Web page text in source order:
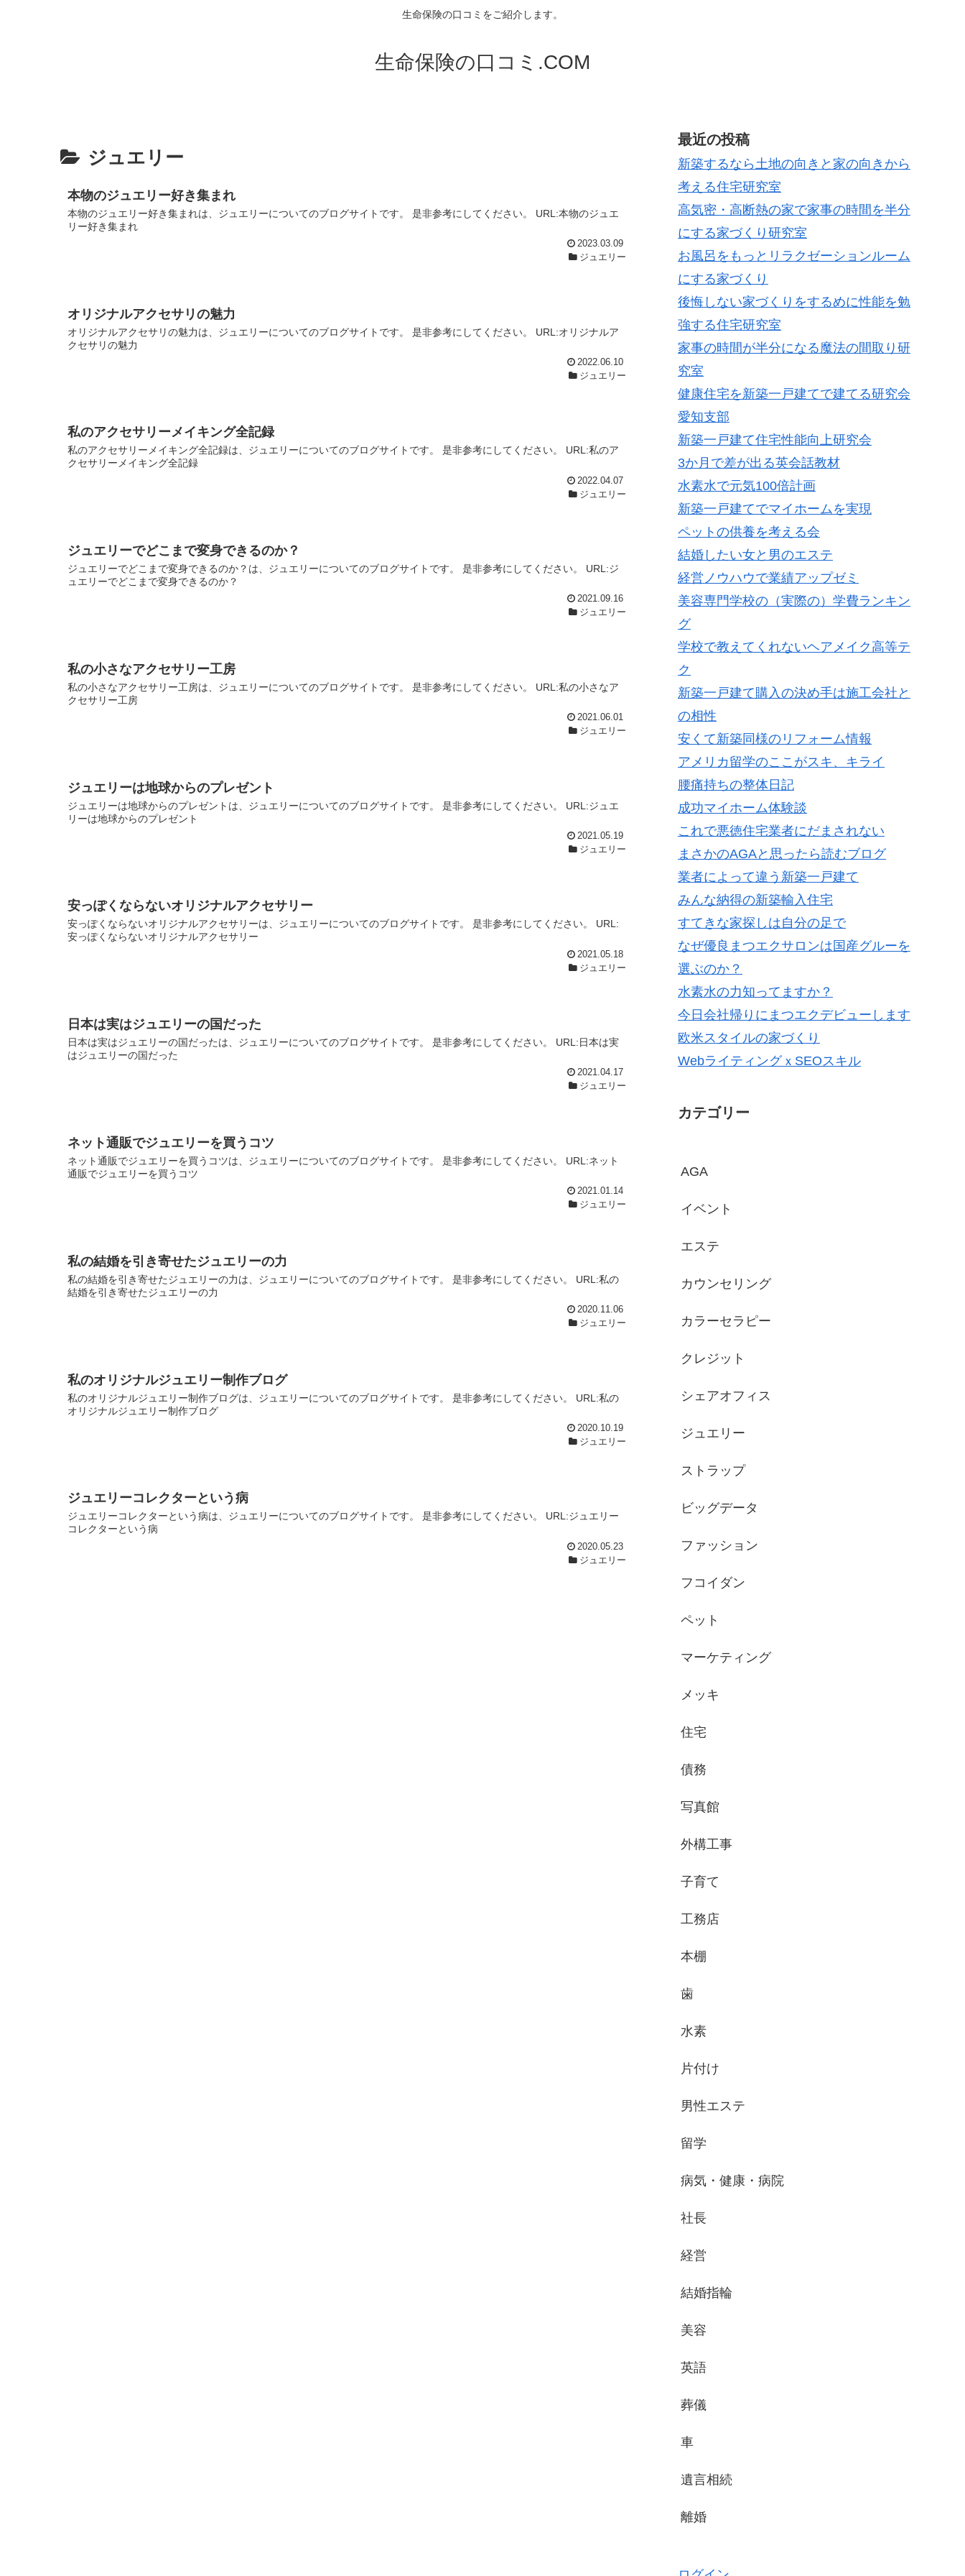
生命保険の口コミをご紹介します。
生命保険の口コミ.COM
ジュエリー
本物のジュエリー好き集まれ
本物のジュエリー好き集まれは、ジュエリーについてのブログサイトです。 是非参考にしてください。 URL:本物のジュエ
リー好き集まれ
2023.03.09
ジュエリー
オリジナルアクセサリの魅力
オリジナルアクセサリの魅力は、ジュエリーについてのブログサイトです。 是非参考にしてください。 URL:オリジナルア
クセサリの魅力
2022.06.10
ジュエリー
私のアクセサリーメイキング全記録
私のアクセサリーメイキング全記録は、ジュエリーについてのブログサイトです。 是非参考にしてください。 URL:私のア
クセサリーメイキング全記録
2022.04.07
ジュエリー
ジュエリーでどこまで変身できるのか？
ジュエリーでどこまで変身できるのか？は、ジュエリーについてのブログサイトです。 是非参考にしてください。 URL:ジ
ュエリーでどこまで変身できるのか？
2021.09.16
ジュエリー
私の小さなアクセサリー工房
私の小さなアクセサリー工房は、ジュエリーについてのブログサイトです。 是非参考にしてください。 URL:私の小さなア
クセサリー工房
2021.06.01
ジュエリー
ジュエリーは地球からのプレゼント
ジュエリーは地球からのプレゼントは、ジュエリーについてのブログサイトです。 是非参考にしてください。 URL:ジュエ
リーは地球からのプレゼント
2021.05.19
ジュエリー
安っぽくならないオリジナルアクセサリー
安っぽくならないオリジナルアクセサリーは、ジュエリーについてのブログサイトです。 是非参考にしてください。 URL:
安っぽくならないオリジナルアクセサリー
2021.05.18
ジュエリー
日本は実はジュエリーの国だった
日本は実はジュエリーの国だったは、ジュエリーについてのブログサイトです。 是非参考にしてください。 URL:日本は実
はジュエリーの国だった
2021.04.17
ジュエリー
ネット通販でジュエリーを買うコツ
ネット通販でジュエリーを買うコツは、ジュエリーについてのブログサイトです。 是非参考にしてください。 URL:ネット
通販でジュエリーを買うコツ
2021.01.14
ジュエリー
私の結婚を引き寄せたジュエリーの力
私の結婚を引き寄せたジュエリーの力は、ジュエリーについてのブログサイトです。 是非参考にしてください。 URL:私の
結婚を引き寄せたジュエリーの力
2020.11.06
ジュエリー
私のオリジナルジュエリー制作ブログ
私のオリジナルジュエリー制作ブログは、ジュエリーについてのブログサイトです。 是非参考にしてください。 URL:私の
オリジナルジュエリー制作ブログ
2020.10.19
ジュエリー
ジュエリーコレクターという病
ジュエリーコレクターという病は、ジュエリーについてのブログサイトです。 是非参考にしてください。 URL:ジュエリー
コレクターという病
2020.05.23
ジュエリー
最近の投稿
新築するなら土地の向きと家の向きから
考える住宅研究室
高気密・高断熱の家で家事の時間を半分
にする家づくり研究室
お風呂をもっとリラクゼーションルーム
にする家づくり
後悔しない家づくりをするめに性能を勉
強する住宅研究室
家事の時間が半分になる魔法の間取り研
究室
健康住宅を新築一戸建てで建てる研究会
愛知支部
新築一戸建て住宅性能向上研究会
3か月で差が出る英会話教材
水素水で元気100倍計画
新築一戸建てでマイホームを実現
ペットの供養を考える会
結婚したい女と男のエステ
経営ノウハウで業績アップゼミ
美容専門学校の（実際の）学費ランキン
グ
学校で教えてくれないヘアメイク高等テ
ク
新築一戸建て購入の決め手は施工会社と
の相性
安くて新築同様のリフォーム情報
アメリカ留学のここがスキ、キライ
腰痛持ちの整体日記
成功マイホーム体験談
これで悪徳住宅業者にだまされない
まさかのAGAと思ったら読むブログ
業者によって違う新築一戸建て
みんな納得の新築輸入住宅
すてきな家探しは自分の足で
なぜ優良まつエクサロンは国産グルーを
選ぶのか？
水素水の力知ってますか？
今日会社帰りにまつエクデビューします
欧米スタイルの家づくり
WebライティングｘSEOスキル
カテゴリー
AGA
イベント
エステ
カウンセリング
カラーセラピー
クレジット
シェアオフィス
ジュエリー
ストラップ
ビッグデータ
ファッション
フコイダン
ペット
マーケティング
メッキ
住宅
債務
写真館
外構工事
子育て
工務店
本棚
歯
水素
片付け
男性エステ
留学
病気・健康・病院
社長
経営
結婚指輪
美容
英語
葬儀
車
遺言相続
離婚